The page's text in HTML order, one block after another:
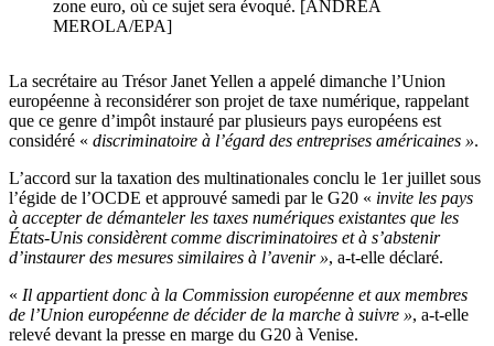
zone euro, où ce sujet sera évoqué. [ANDREA
MEROLA/EPA]
La secrétaire au Trésor Janet Yellen a appelé dimanche l’Union
européenne à reconsidérer son projet de taxe numérique, rappelant
que ce genre d’impôt instauré par plusieurs pays européens est
considéré « discriminatoire à l’égard des entreprises américaines ».
L’accord sur la taxation des multinationales conclu le 1er juillet sous
l’égide de l’OCDE et approuvé samedi par le G20 « invite les pays
à accepter de démanteler les taxes numériques existantes que les
États-Unis considèrent comme discriminatoires et à s’abstenir
d’instaurer des mesures similaires à l’avenir », a-t-elle déclaré.
« Il appartient donc à la Commission européenne et aux membres
de l’Union européenne de décider de la marche à suivre », a-t-elle
relevé devant la presse en marge du G20 à Venise.